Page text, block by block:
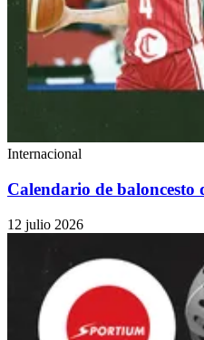
Internacional
Calendario de baloncesto
12 julio 2026